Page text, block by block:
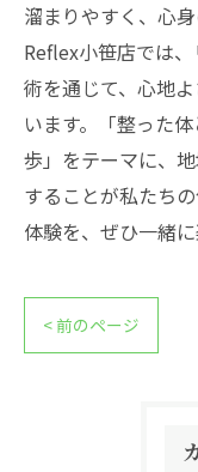
溜まりやすく、心
Reflex小笹店では
術を通じて、心地
います。「整った
歩」をテーマに、
することが私たち
体験を、ぜひ一緒に
< 前のページ